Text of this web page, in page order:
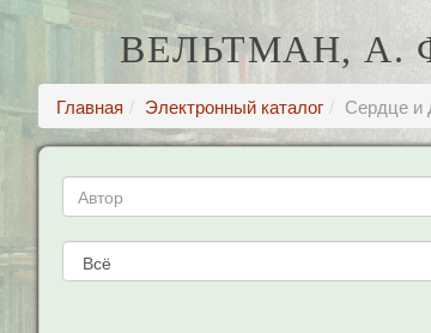
ВЕЛЬТМАН, А.
Главная Электронный каталог Сердце и